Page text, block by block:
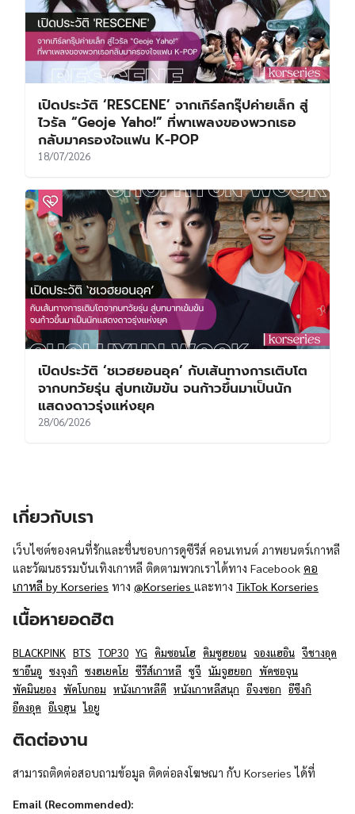
เปิดประวัติ ‘RESCENE’ จากเกิร์ลกรุ๊ปค่ายเล็ก สู่
ไวรัล “Geoje Yaho!” ที่พาเพลงของพวกเธอ
กลับมาครองใจแฟน K-POP
18/07/2026
เปิดประวัติ ‘ชเวฮยอนอุค’ กับเส้นทางการเติบโต
จากบทวัยรุ่น สู่บทเข้มข้น จนก้าวขึ้นมาเป็นนัก
แสดงดาวรุ่งแห่งยุค
28/06/2026
เกี่ยวกับเรา
เว็บไซต์ของคนที่รักและชื่นชอบการดูซีรีส์ คอนเทนต์ ภาพยนตร์เกาหลี
และวัฒนธรรมบันเทิงเกาหลี ติดตามพวกเราได้ทาง Facebook คอ
เกาหลี by Korseries ทาง @Korseries และทาง TikTok Korseries
เนื้อหายอดฮิต
BLACKPINK BTS TOP30 YG คิมซอนโฮ คิมซูฮยอน จองแฮอิน จีชางอุค
ชาอึนอู ซงจุงกิ ซงฮเยคโย ซีรีส์เกาหลี ซูจี นัมจูฮยอก พัคซอจุน
พัคมินยอง พัคโบกอม หนังเกาหลีดี หนังเกาหลีสนุก อีจงซอก อีซึงกิ
อีดงอุค อีเจฮุน ไอยู
ติดต่องาน
สามารถติดต่อสอบถามข้อมูล ติดต่อลงโฆษณา กับ Korseries ได้ที่
Email (Recommended):